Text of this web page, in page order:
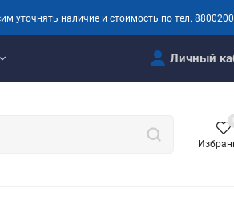
наличие и стоимость по тел.
Личный